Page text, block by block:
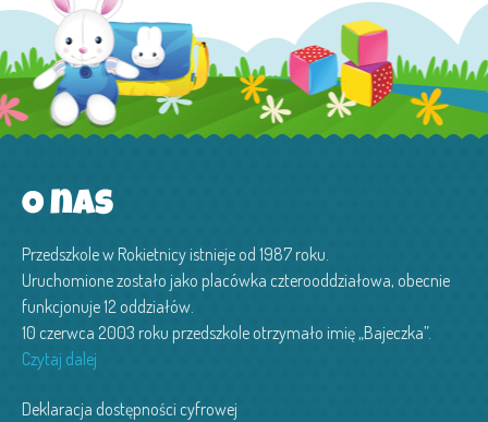
O nas
Przedszkole w Rokietnicy istnieje od 1987 roku.
Uruchomione zostało jako placówka czterooddziałowa, obecnie
funkcjonuje 12 oddziałów.
10 czerwca 2003 roku przedszkole otrzymało imię „Bajeczka”.
Czytaj dalej
Deklaracja dostępności cyfrowej